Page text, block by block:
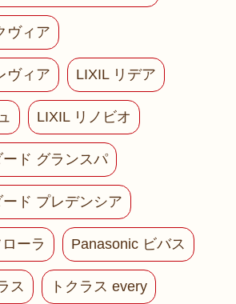
ヴィア
ヴィア LIXIL リデア
LIXIL リノビオ
ド グランスパ
ド プレデンシア
ーラ Panasonic ビバス
ス トクラス every